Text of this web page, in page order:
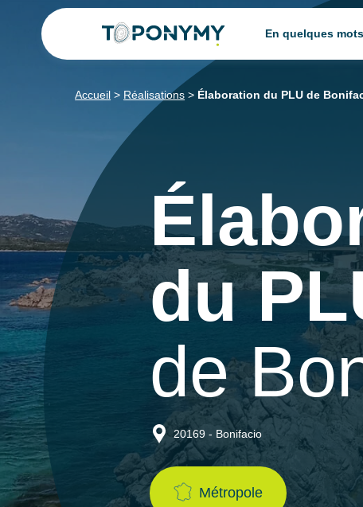
En quelques mots
Accueil > Réalisations > Élaboration du PLU de
du
de
20169 - Bonifacio
Métropole